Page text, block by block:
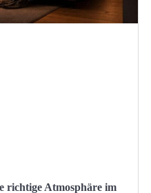
richtige Atmosphäre im